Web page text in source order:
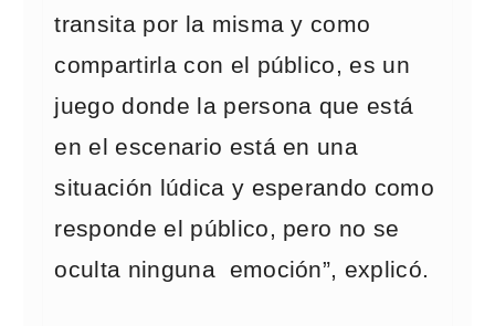
transita por la misma y como
compartirla con el público, es un
juego donde la persona que está
en el escenario está en una
situación lúdica y esperando como
responde el público, pero no se
oculta ninguna emoción”, explicó.